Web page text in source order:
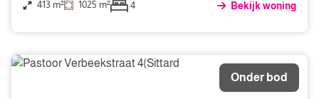
413 m² 1025 m² 4 Bekijk woning
Onder bod